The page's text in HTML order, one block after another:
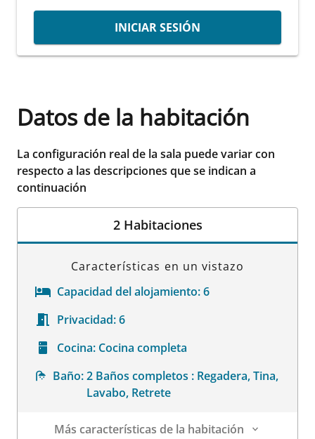
INICIAR SESIÓN
Datos de la habitación
La configuración real de la sala puede variar con
respecto a las descripciones que se indican a
continuación
2 Habitaciones
Características en un vistazo
Capacidad del alojamiento:6
Privacidad:6
Cocina: Cocina completa
Baño: 2 Baños completos : Regadera, Tina,
Lavabo, Retrete
Más características de la habitación